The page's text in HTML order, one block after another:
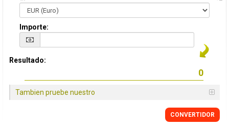
Importe:
Resultado:
Tambien pruebe nuestro
CONVERTIDOR